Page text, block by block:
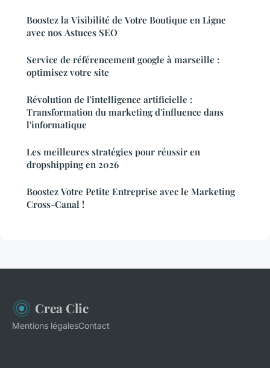
Boostez la Visibilité de Votre Boutique en Ligne
avec nos Astuces SEO
Service de référencement google à marseille :
optimisez votre site
Révolution de l'intelligence artificielle :
Transformation du marketing d'influence dans
l'informatique
Les meilleures stratégies pour réussir en
dropshipping en 2026
Boostez Votre Petite Entreprise avec le Marketing
Cross-Canal !
Crea Clic
Mentions légalesContact